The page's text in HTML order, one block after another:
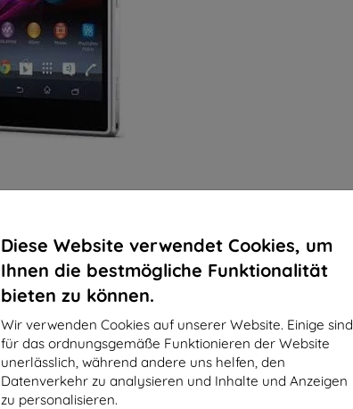
Diese Website verwendet Cookies, um
Ihnen die bestmögliche Funktionalität
bieten zu können.
Wir verwenden Cookies auf unserer Website. Einige sind
für das ordnungsgemäße Funktionieren der Website
unerlässlich, während andere uns helfen, den
Datenverkehr zu analysieren und Inhalte und Anzeigen
zu personalisieren.